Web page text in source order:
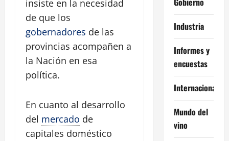
insiste en la necesidad
de que los
gobernadores de las
provincias acompañen a
la Nación en esa
política.
En cuanto al desarrollo
del mercado de
capitales doméstico
Industria
Informes y
encuestas
Internacional
Mundo del
vino